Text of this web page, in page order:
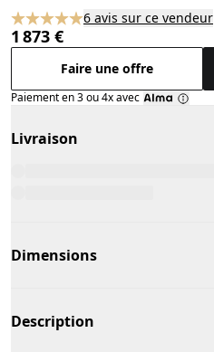
6 avis sur ce vendeur
1 873 €
Faire une offre
Paiement en 3 ou 4x avec
Livraison
Dimensions
Description